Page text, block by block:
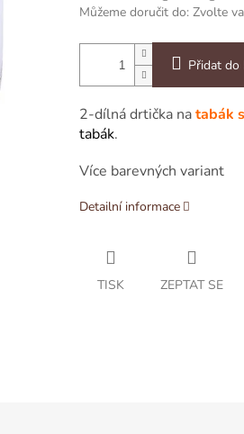
Můžeme doručit do: Zvolte
Přidat do
2-dílná drtička natabák
tabák.
Více barevných variant
Detailní informace
TISK ZEPTAT SE